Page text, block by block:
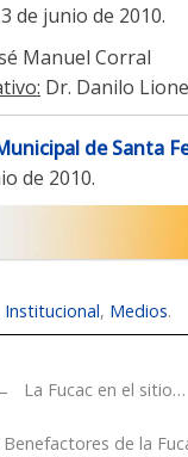
de junio de 2010.
Manuel Corral
Dr. Danilo
de Santa
de 2010.
Institucional, Medios.
La Fucac en el sitio…
Benefactores de la